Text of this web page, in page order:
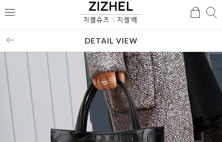
메
검
DETAIL VIEW